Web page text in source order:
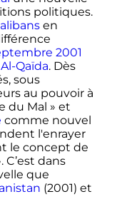
politiques.
en
2001
Al-Qaïda. Dès
sous
au pouvoir à
du Mal » et
comme nouvel
l'enrayer
le concept de
C’est dans
que
(2001) et